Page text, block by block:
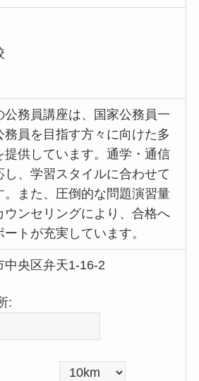
公務員講座は、国家公務員一
務員を目指す方々に向けた多
提供しています。通学・通信
し、学習スタイルに合わせて
。また、圧倒的な問題演習量
ウンセリングにより、合格へ
トが充実しています。
中央区弁天1-16-2
: